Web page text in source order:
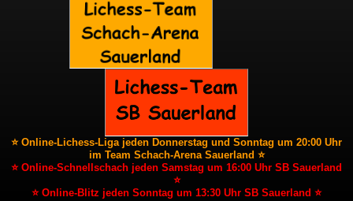
⭐ Online-Lichess-Liga jeden Donnerstag und Sonntag um 20:00 Uhr
im Team Schach-Arena Sauerland ⭐
⭐ Online-Schnellschach jeden Samstag um 16:00 Uhr SB Sauerland
⭐
⭐ Online-Blitz jeden Sonntag um 13:30 Uhr SB Sauerland ⭐